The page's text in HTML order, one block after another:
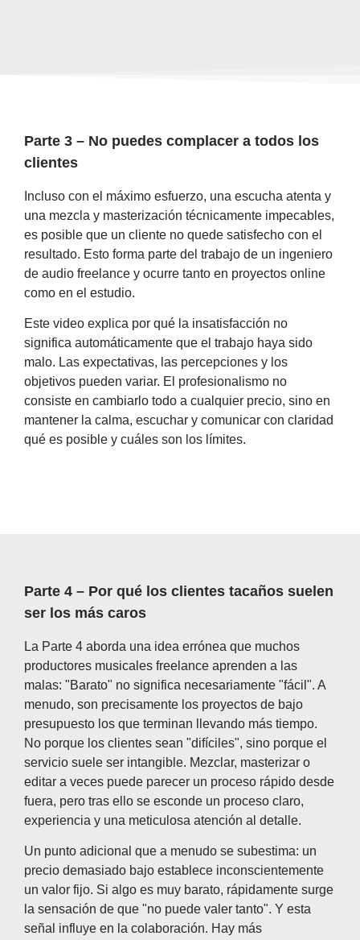
Parte 3 – No puedes complacer a todos los
clientes
Incluso con el máximo esfuerzo, una escucha atenta y
una mezcla y masterización técnicamente impecables,
es posible que un cliente no quede satisfecho con el
resultado. Esto forma parte del trabajo de un ingeniero
de audio freelance y ocurre tanto en proyectos online
como en el estudio.
Este video explica por qué la insatisfacción no
significa automáticamente que el trabajo haya sido
malo. Las expectativas, las percepciones y los
objetivos pueden variar. El profesionalismo no
consiste en cambiarlo todo a cualquier precio, sino en
mantener la calma, escuchar y comunicar con claridad
qué es posible y cuáles son los límites.
Parte 4 – Por qué los clientes tacaños suelen
ser los más caros
La Parte 4 aborda una idea errónea que muchos
productores musicales freelance aprenden a las
malas: "Barato" no significa necesariamente "fácil". A
menudo, son precisamente los proyectos de bajo
presupuesto los que terminan llevando más tiempo.
No porque los clientes sean "difíciles", sino porque el
servicio suele ser intangible. Mezclar, masterizar o
editar a veces puede parecer un proceso rápido desde
fuera, pero tras ello se esconde un proceso claro,
experiencia y una meticulosa atención al detalle.
Un punto adicional que a menudo se subestima: un
precio demasiado bajo establece inconscientemente
un valor fijo. Si algo es muy barato, rápidamente surge
la sensación de que "no puede valer tanto". Y esta
señal influye en la colaboración. Hay más